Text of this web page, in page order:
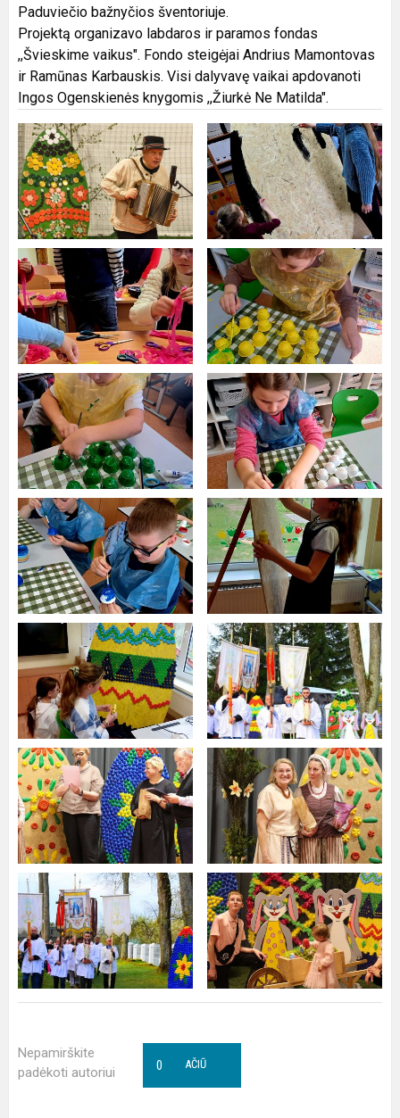
Paduviečio bažnyčios šventoriuje.
Projektą organizavo labdaros ir paramos fondas
,,Švieskime vaikus". Fondo steigėjai Andrius Mamontovas
ir Ramūnas Karbauskis. Visi dalyvavę vaikai apdovanoti
Ingos Ogenskienės knygomis ,,Žiurkė Ne Matilda".
Nepamirškite
padėkoti autoriui
AČIŪ
0